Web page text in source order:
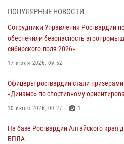
акции «Коробка храбрости»
Сотрудники Росгвардии провели
03 июля 2026, 04:03
Управление Росгвардии по
02 июля 2026, 00:55
ПОПУЛЯРНЫЕ НОВОСТИ
Сотрудники Управления Росгвардии
обеспечили безопасность
сибирского поля-2026»
17 июля 2026, 09:52
Офицеры росгвардии стали
«Динамо» по спортивному
10 июля 2026, 09:27 1
На базе Росгвардии Алтайского края
БПЛА